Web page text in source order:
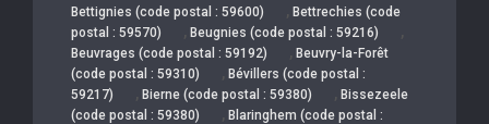
Bettignies (code postal : 59600) , Bettrechies (code
postal : 59570)
, Beugnies (code postal : 59216) ,
Beuvrages (code postal : 59192) , Beuvry-la-Forêt
(code postal : 59310)
, Bévillers (code postal :
59217)
, Bierne (code postal : 59380) , Bissezeele
(code postal : 59380)
, Blaringhem (code postal :